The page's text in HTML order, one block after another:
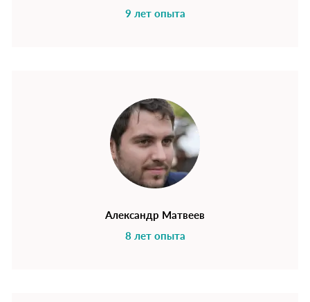
9 лет опыта
Александр Матвеев
8 лет опыта